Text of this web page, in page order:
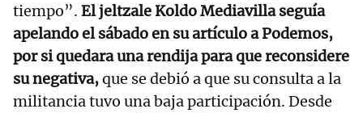
tiempo”. El jeltzale Koldo Mediavilla seguía
apelando el sábado en su artículo a Podemos,
por si quedara una rendija para que reconsidere
su negativa,que se debió a que su consulta a la
militancia tuvo una baja participación. Desde